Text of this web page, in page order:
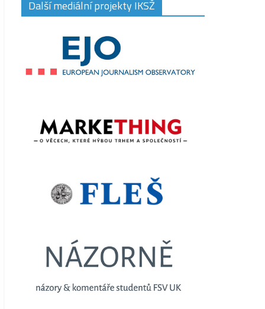
Další mediální projekty IKSŽ